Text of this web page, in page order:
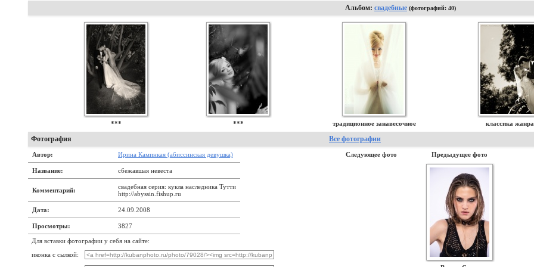
Альбом: свадебные (фотографий: 40)
*** *** традиционное занавесочное классика жанра
Фотография Все фотографии
Автор: Ирина Каминкая (абиссинская девушка)
Название: сбежавшая невеста
Комментарий:
свадебная серия: кукла наследника Тутти
http://abyssin.fishup.ru
Дата: 24.09.2008
Просмотры: 3827
Для вставки фотографии у себя на сайте:
иконка с сылкой:
Следующее фото Предыдущее фото